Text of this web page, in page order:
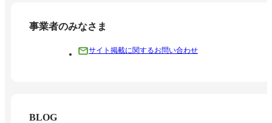
事業者のみなさま
サイト掲載に関するお問い合わせ
BLOG